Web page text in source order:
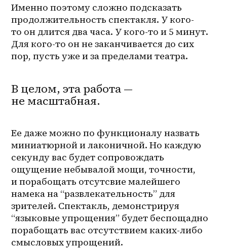
Именно поэтому сложно подсказать
продолжительность спектакля. У кого-
то он длится два часа. У кого-то и 5 минут.
Для кого-то он не заканчивается до сих
пор, пусть уже и за пределами театра.
В целом, эта работа —
не масштабная.
Ее даже можно по функционалу назвать
миниатюрной и лаконичной. Но каждую
секунду вас будет сопровождать
ощущение небывалой мощи, точности,
и порабощать отсутсвие малейшего
намека на “развлекательность” для
зрителей. Спектакль, демонстрируя
“языковые упрощения” будет беспощадно
порабощать вас отсутствием каких-либо
смысловых упрощений.